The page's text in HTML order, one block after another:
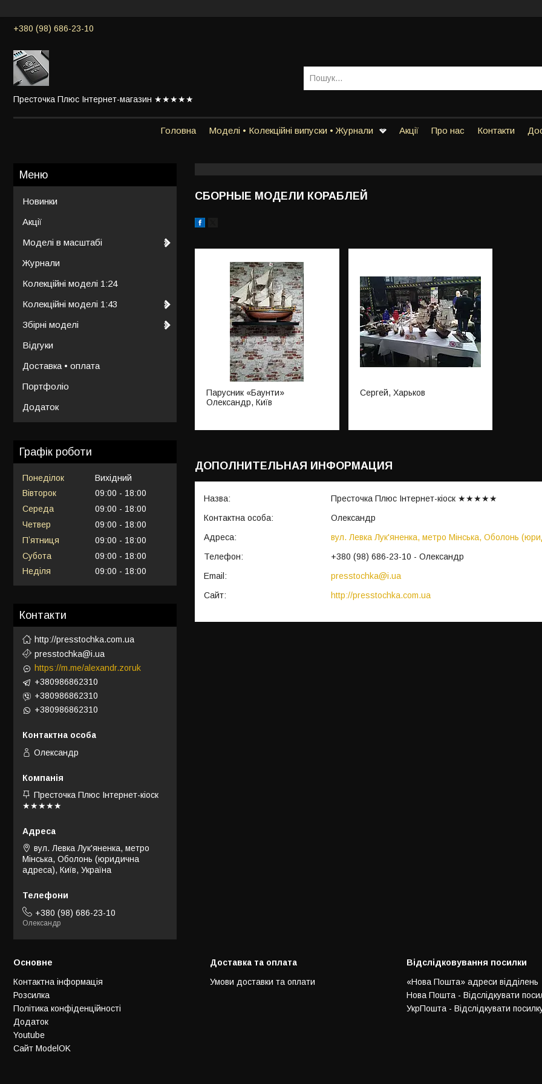
+380 (98) 686-23-10
Престочка Плюс Інтернет-магазин ★★★★★
Головна Моделі • Колекційні випуски • Журнали Акції Про нас Контакти
СБОРНЫЕ МОДЕЛИ КОРАБЛЕЙ
Парусник «Баунти»
Олександр, Київ
Сергей, Харьков
Престочка Плюс Інтернет-кіоск ★★★★★
Олександр
вул. Левка Лук'яненка, метро Мінська, Оболонь
+380 (98) 686-23-10
Олександр
presstochka@i.ua
http://presstochka.com.ua
Новинки
Акції
Моделі в масштабі
Журнали
Колекційні моделі 1:24
Колекційні моделі 1:43
Збірні моделі
Відгуки
Доставка • оплата
Портфоліо
Додаток
Графік роботи
Понеділок
Вихідний
Вівторок
09:00
18:00
Середа
09:00
18:00
Четвер
09:00
18:00
Пʼятниця
09:00
18:00
Субота
09:00
18:00
Неділя
09:00 18:00
Контакти
http://presstochka.com.ua
presstochka@i.ua
https://m.me/alexandr.zoruk
+380986862310
+380986862310
+380986862310
Олександр
Престочка Плюс Інтернет-кіоск
★★★★★
вул. Левка Лук'яненка, метро
Мінська, Оболонь (юридична
адреса), Київ, Україна
+380 (98) 686-23-10
Олександр
Основне
Контактна інформація
Розсилка
Політика конфіденційності
Додаток
Youtube
Сайт ModelOK
Доставка та оплата
Умови доставки та оплати
Відслідковування посилки
«Нова Пошта» адреси відділень
Нова Пошта - Відслідкувати
УкрПошта - Відслідкувати